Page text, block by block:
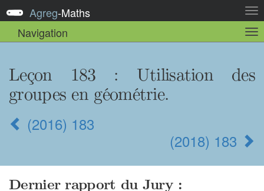
la
Agreg-Maths
Navigation
la
Leçon 183 : Utilisation des
groupes en géométrie.
(2016) 183
(2018) 183
Dernier rapport du Jury :